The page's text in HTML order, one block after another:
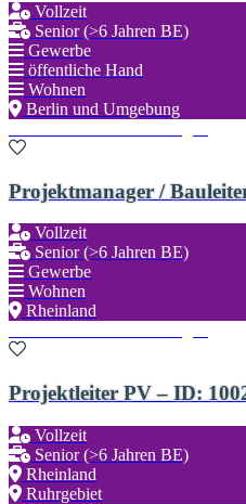
Vollzeit
Senior (>6 Jahren BE)
Gewerbe
öffentliche Hand
Wohnen
Berlin und Umgebung
Projektmanager /
Vollzeit
Senior (>6 Jahren BE)
Gewerbe
Wohnen
Rheinland
Projektleiter PV – ID:
Vollzeit
Senior (>6 Jahren BE)
Rheinland
Ruhrgebiet